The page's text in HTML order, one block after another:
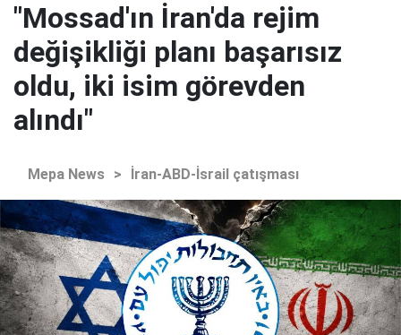
"Mossad'ın İran'da rejim
değişikliği planı başarısız
oldu, iki isim görevden
alındı"
Mepa News > İran-ABD-İsrail çatışması